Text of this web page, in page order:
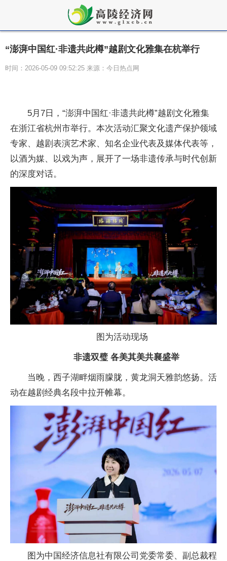
“澎湃中国红·非遗共此樽”越剧文化雅集在杭举行
时间：2026-05-09 09:52:25 来源：今日热点网
5月7日，“澎湃中国红·非遗共此樽”越剧文化雅集
在浙江省杭州市举行。本次活动汇聚文化遗产保护领域
专家、越剧表演艺术家、知名企业代表及媒体代表等，
以酒为媒、以戏为声，展开了一场非遗传承与时代创新
的深度对话。
图为活动现场
非遗双璧 各美其美共襄盛举
当晚，西子湖畔烟雨朦胧，黄龙洞天雅韵悠扬。活
动在越剧经典名段中拉开帷幕。
图为中国经济信息社有限公司党委常委、副总裁程